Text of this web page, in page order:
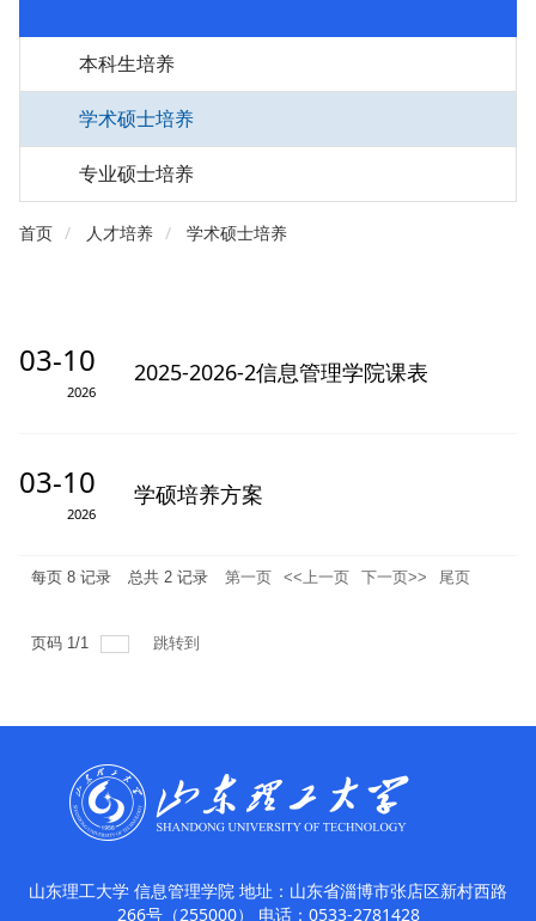
本科生培养
学术硕士培养
专业硕士培养
首页 人才培养 学术硕士培养
03-10
2026
2025-2026-2信息管理学院课表
03-10
2026
学硕培养方案
每页 8 记录 总共 2 记录 第一页 <<上一页 下一页>> 尾页
页码 1/1 跳转到
山东理工大学 信息管理学院 地址：山东省淄博市张店区新村西路
266号（255000） 电话：0533-2781428